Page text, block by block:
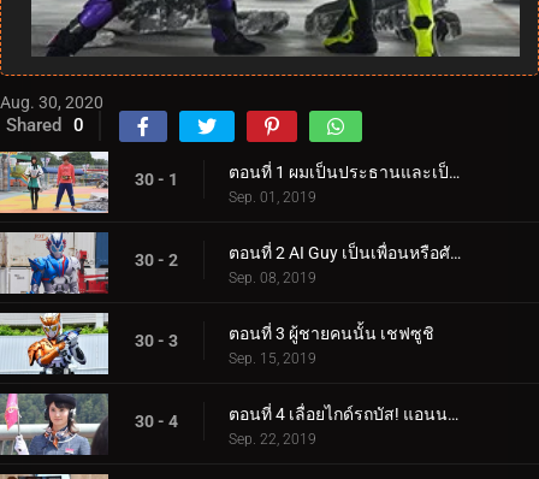
Aug. 30, 2020
Shared 0
30 - 1 ตอนที่ 1 ผมเป็นประธานและเป็นคาเมนไรเดอร์
Sep. 01, 2019
30 - 2 ตอนที่ 2 AI Guy เป็นเพื่อนหรือศัตรู?
Sep. 08, 2019
30 - 3 ตอนที่ 3 ผู้ชายคนนั้น เชฟซูชิ
Sep. 15, 2019
30 - 4 ตอนที่ 4 เลื่อยไกด์รถบัส! แอนนารู้ความจริง
Sep. 22, 2019